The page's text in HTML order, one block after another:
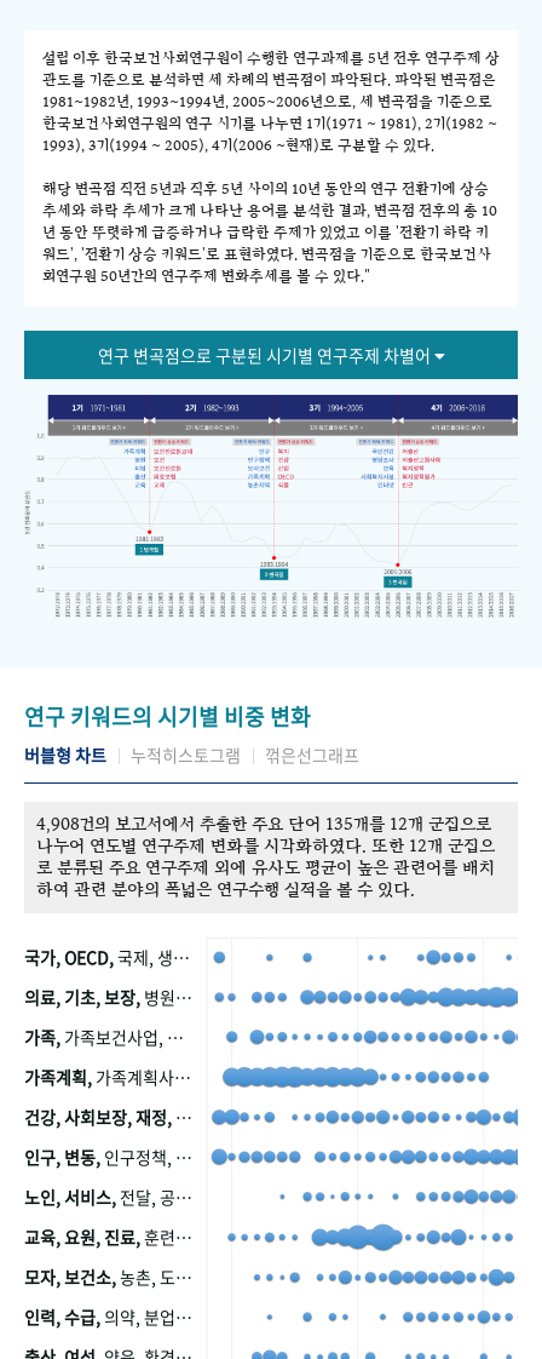
설립 이후 한국보건사회연구원이 수행한 연구과제를 5년 전후 연구주제 상
관도를 기준으로 분석하면 세 차례의 변곡점이 파악된다. 파악된 변곡점은
1981~1982년, 1993~1994년, 2005~2006년으로, 세 변곡점을 기준으로
한국보건사회연구원의 연구 시기를 나누면 1기(1971 ~ 1981), 2기(1982 ~
1993), 3기(1994 ~ 2005), 4기(2006 ~현재)로 구분할 수 있다.
해당 변곡점 직전 5년과 직후 5년 사이의 10년 동안의 연구 전환기에 상승
추세와 하락 추세가 크게 나타난 용어를 분석한 결과, 변곡점 전후의 총 10
년 동안 뚜렷하게 급증하거나 급락한 주제가 있었고 이를 '전환기 하락 키
워드', '전환기 상승 키워드'로 표현하였다. 변곡점을 기준으로 한국보건사
회연구원 50년간의 연구주제 변화추세를 볼 수 있다."
연구 변곡점으로 구분된 시기별 연구주제 차별어
연구 키워드의 시기별 비중 변화
버블형 차트 누적히스토그램 꺾은선그래프
4,908건의 보고서에서 추출한 주요 단어 135개를 12개 군집으로
나누어 연도별 연구주제 변화를 시각화하였다. 또한 12개 군집으
로 분류된 주요 연구주제 외에 유사도 평균이 높은 관련어를 배치
하여 관련 분야의 폭넓은 연구수행 실적을 볼 수 있다.
국가, OECD,국제, 생산, 아시아, 태평양, 태평양지역, 참가
의료, 기초, 보장, 병원, 가정, 연금, 연계, 공적, 일본, 생활, 국민기초생활보장제도, 국민연금, 기금, 저소득층, 근로, 자활, 급여, 환자, 의료비, 모니터링, 한국복지패널, 소득, 지표, 빈곤, 노후, 장애인
가족, 가족보건사업, 산업, 친화, 전국, 출산력
가족계획, 가족계획사업, 가족계획사업평가, 한국가족계획사업, 피임, 보급, 부인, 자궁, 피임약
건강, 사회보장, 재정,
인구, 변동, 인구정책, 저출산, 고령사회, 고령화, 이동, 남북한, 지방자치단체, 컨설팅, 복지정책평가, 집, 사회개발
노인, 서비스, 전달, 공공, 보육, 수요, 공급, 사회서비스, 데이터, 보호, 요양, 아동, 예방, 청소년, 효율, 자원
교육, 요원, 진료,훈련, 보건요원, 마을, 마을건강사업, 보조원, 진료원, 보건진료원, 보건진료원교재
모자, 보건소,농촌, 도시, 금연, 농촌지역, 모자보건사업
인력, 수급,의약, 분업, 식품, 의약품, 의사, 안전